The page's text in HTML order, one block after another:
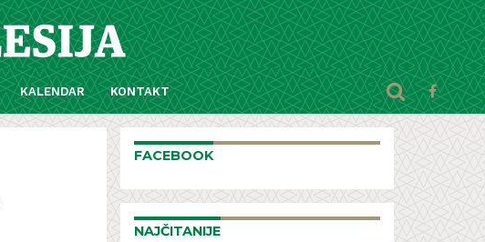
KALENDAR KONTAKT
FACEBOOK
NAJČITANIJE